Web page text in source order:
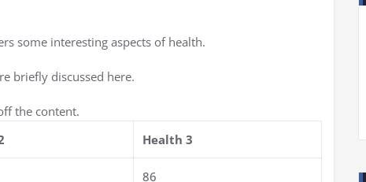
some interesting aspects of health.
briefly discussed here.
the content.
Health 3
86